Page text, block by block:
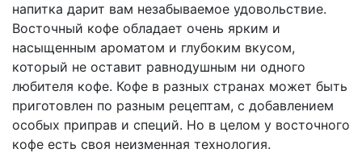
напитка дарит вам незабываемое удовольствие.
Восточный кофе обладает очень ярким и
насыщенным ароматом и глубоким вкусом,
который не оставит равнодушным ни одного
любителя кофе. Кофе в разных странах может быть
приготовлен по разным рецептам, с добавлением
особых приправ и специй. Но в целом у восточного
кофе есть своя неизменная технология.